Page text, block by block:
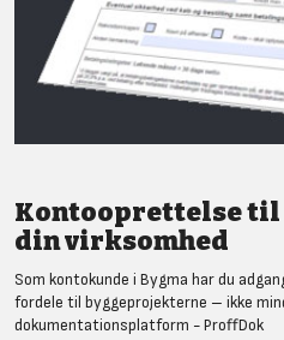
Kontooprettelse til
din virksomhed
Som kontokunde i Bygma har du
fordele til byggeprojekterne – ikke
dokumentationsplatform - ProffDok